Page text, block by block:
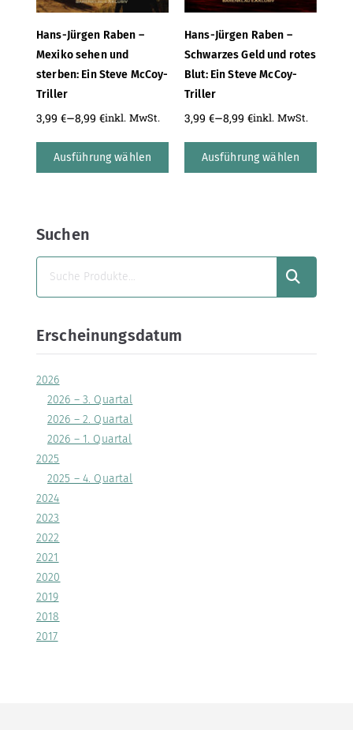
Hans-Jürgen Raben –
Mexiko sehen und
sterben: Ein Steve McCoy-
Triller
3,99 €–8,99 €inkl. MwSt.
Ausführung wählen
Hans-Jürgen Raben –
Schwarzes Geld und rotes
Blut: Ein Steve McCoy-
Triller
3,99 €–8,99 €inkl. MwSt.
Ausführung wählen
Suchen
SUCHEN
Erscheinungsdatum
2026
2026 – 3. Quartal
2026 – 2. Quartal
2026 – 1. Quartal
2025
2025 – 4. Quartal
2024
2023
2022
2021
2020
2019
2018
2017